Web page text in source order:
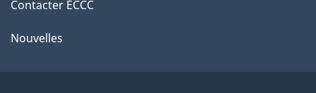
s
d
ce
site
Contacter ECCC
Nouvelles